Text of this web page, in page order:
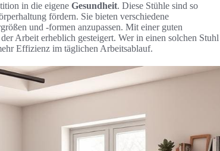
in die eigene Gesundheit. Diese Stühle sind so
fördern. Sie bieten verschiedene
und -formen anzupassen. Mit einer guten
Arbeit erheblich gesteigert. Wer in einen solchen Stuhl
Effizienz im täglichen Arbeitsablauf.